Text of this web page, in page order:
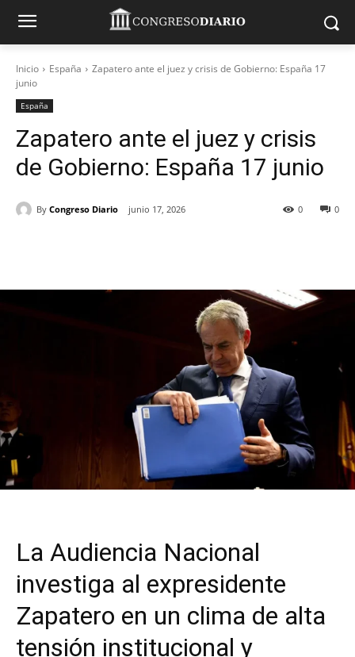
Inicio España
Zapatero ante el juez y crisis de Gobierno: España 17
junio
España
Zapatero ante el juez y crisis
de Gobierno: España 17 junio
By Congreso Diario junio 17, 2026 0
0
La Audiencia Nacional
investiga al expresidente
Zapatero en un clima de alta
tensión institucional y